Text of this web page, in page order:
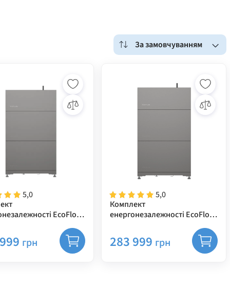
За замовчуванням
5,0
EcoFlow
інвертор 6 кВт)
грн
5,0
Комплект
енергонезалежності EcoFlow
(однофазний інвертор 5 кВт)
283 999 грн